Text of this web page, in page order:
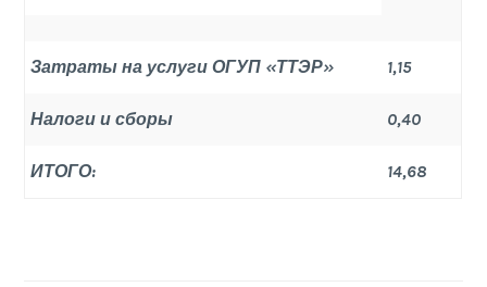
Затраты на услуги ОГУП «ТТЭР» 1,15
Налоги и сборы 0,40
ИТОГО: 14,68